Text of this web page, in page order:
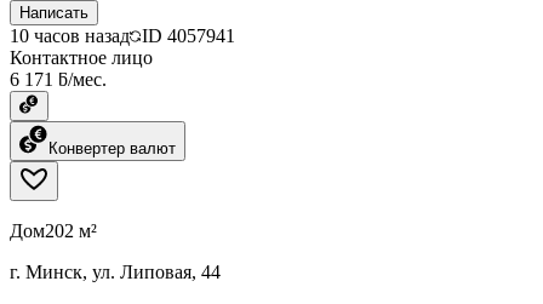
Написать
10 часов назад ID 4057941
Контактное лицо
6 171 ƃ/мес.
Конвертер валют
Дом202 м²
г. Минск, ул. Липовая, 44